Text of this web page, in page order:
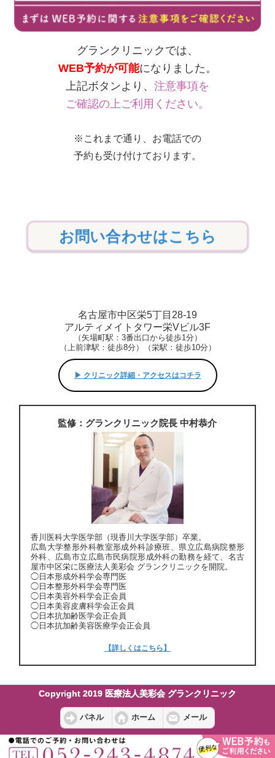
グランクリニックでは、
WEB予約が可能になりました。
上記ボタンより、 注意事項を
ご確認の上ご利用ください。
※これまで通り、お電話での
予約も受け付けております。
お問い合わせはこちら
名古屋市中区栄5丁目28-19
アルティメイトタワー栄Vビル3F
（矢場町駅：3番出口から徒歩1分）
（上前津駅：徒歩8分）（栄駅：徒歩10分）
▶︎ クリニック詳細・アクセスはコチラ
監修：グランクリニック院長 中村恭介
香川医科大学医学部（現香川大学医学部）卒業。
広島大学整形外科教室形成外科診療班、県立広島病院整形
外科、広島市立広島市民病院形成外科の勤務を経て、名古
屋市中区栄に医療法人美彩会 グランクリニックを開院。
◯日本形成外科学会専門医
◯日本整形外科学会専門医
◯日本美容外科学会正会員
◯日本美容皮膚科学会正会員
◯日本抗加齢医学会正会員
◯日本抗加齢美容医療学会正会員
【詳しくはこちら】
Copyright 2019 医療法人美彩会 グランクリニック
パネル ホーム メール